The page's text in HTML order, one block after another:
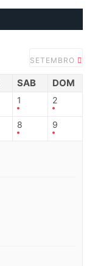
SETEMBRO
SAB DOM
1 2
8 9